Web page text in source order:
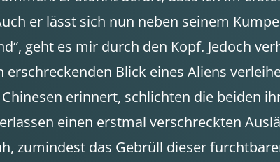
er lässt sich nun neben seinem
geht es mir durch den Kopf. Jedoch
Blick eines Aliens
erinnert, schlichten die beiden
einen erstmal verschreckten
zumindest das Gebrüll dieser